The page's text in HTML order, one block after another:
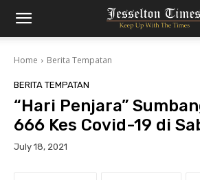
Home Berita Tempatan
BERITA TEMPATAN
“Hari Penjara”
666 Kes Covid-19 di
July 18, 2021